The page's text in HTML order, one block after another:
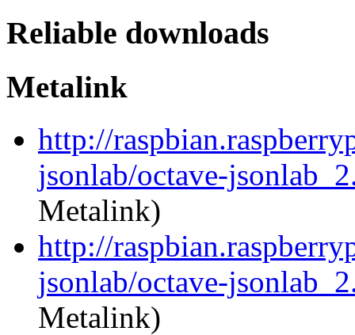
Reliable downloads
Metalink
http://
jsonlab/octave-
Metalink)
http://
jsonlab/octave-
Metalink)